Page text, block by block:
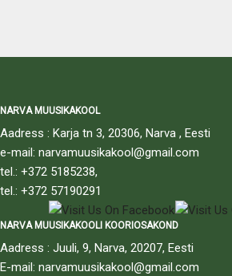
NARVA MUUSIKAKOOL
Aadress : Karja tn 3, 20306, Narva , Eesti
e-mail: narvamuusikakool@gmail.com
tel.: +372 5185238,
tel.: +372 57190291
NARVA MUUSIKAKOOLI KOORIOSAKOND
Aadress : Juuli, 9, Narva, 20207, Eesti
E-mail: narvamuusikakool@gmail.com